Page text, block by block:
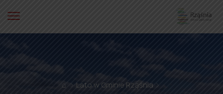
⌂
Lato w Gminie Rząśnia